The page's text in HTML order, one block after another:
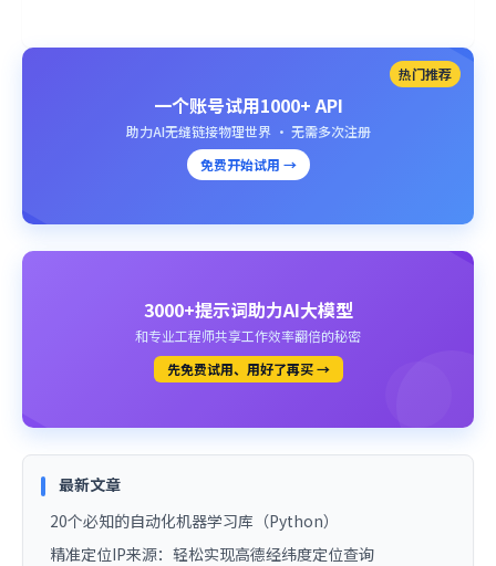
热门推荐
一个账号试用1000+ API
助力AI无缝链接物理世界 · 无需多次注册
免费开始试用 →
3000+提示词助力AI大模型
和专业工程师共享工作效率翻倍的秘密
先免费试用、用好了再买 →
最新文章
20个必知的自动化机器学习库（Python）
精准定位IP来源：轻松实现高德经纬度定位查询